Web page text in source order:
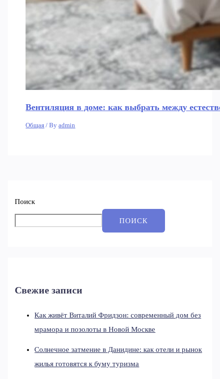
Вентиляция в доме: как выбрать между
Общая / Byadmin
Поиск
ПОИСК
Свежие записи
Как живёт Виталий Фридзон: современный дом без
мрамора и позолоты в Новой Москве
Солнечное затмение в Данидине: как отели и рынок
жилья готовятся к буму туризма